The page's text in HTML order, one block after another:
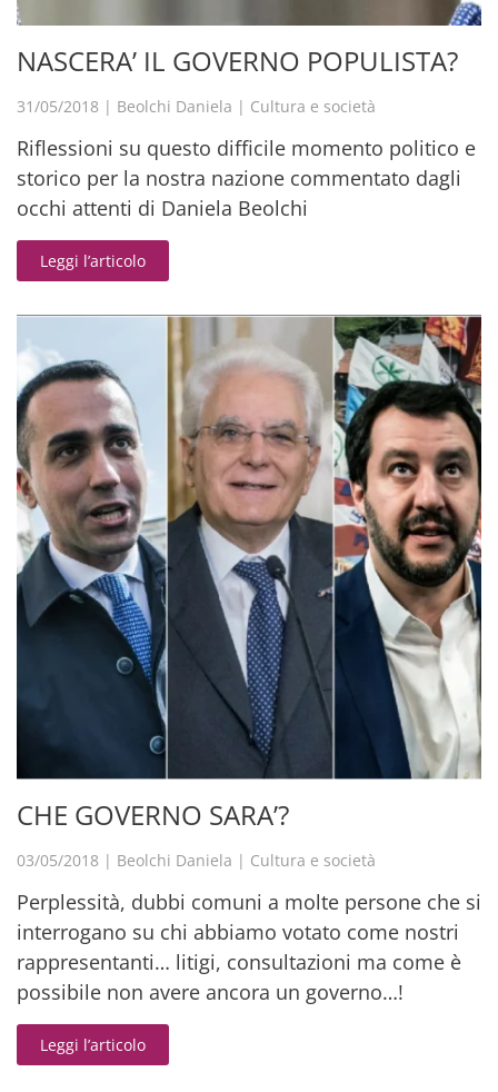
NASCERA’ IL GOVERNO POPULISTA?
31/05/2018 | Beolchi Daniela | Cultura e società
Riflessioni su questo difficile momento politico e
storico per la nostra nazione commentato dagli
occhi attenti di Daniela Beolchi
Leggi l’articolo
CHE GOVERNO SARA’?
03/05/2018 | Beolchi Daniela | Cultura e società
Perplessità, dubbi comuni a molte persone che si
interrogano su chi abbiamo votato come nostri
rappresentanti… litigi, consultazioni ma come è
possibile non avere ancora un governo…!
Leggi l’articolo